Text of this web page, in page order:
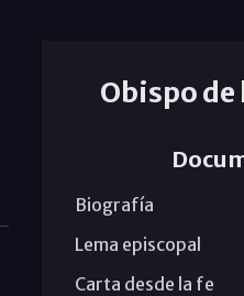
Obispo de
Biografía
Lema episcopal
Carta desde la fe